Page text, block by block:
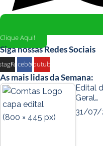
Clique Aqui!
Siga nossas Redes Sociais
FacebookYoutube
As mais lidas da Semana:
Edital
Geral…
31/07/